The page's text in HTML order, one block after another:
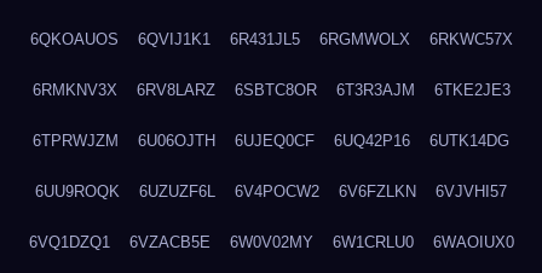
6QKOAUOS 6QVIJ1K1 6R431JL5 6RGMWOLX 6RKWC57X
6RMKNV3X 6RV8LARZ 6SBTC8OR 6T3R3AJM 6TKE2JE3
6TPRWJZM 6U06OJTH 6UJEQ0CF 6UQ42P16 6UTK14DG
6UU9ROQK 6UZUZF6L 6V4POCW2 6V6FZLKN 6VJVHI57
6VQ1DZQ1 6VZACB5E 6W0V02MY 6W1CRLU0 6WAOIUX0